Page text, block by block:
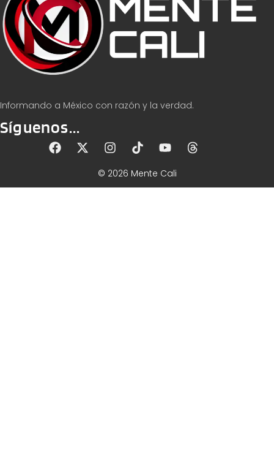
Informando a México con razón y la verdad.
Síguenos...
© 2026 Mente Cali